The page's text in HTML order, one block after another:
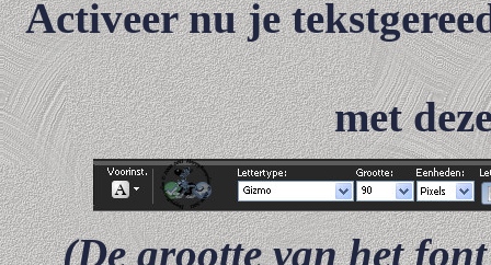
Activeer nu je
met
(De grootte van het